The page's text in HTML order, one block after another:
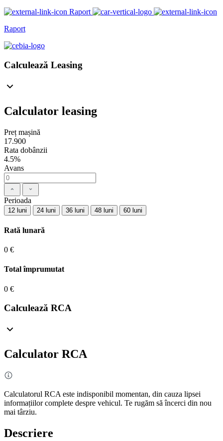
Raport
Raport
Calculează Leasing
Calculator leasing
Preț mașină
17.900
Rata dobânzii
4.5%
Avans
Perioada
12 luni 24 luni 36 luni 48 luni 60 luni
Rată lunară
0 €
Total împrumutat
0 €
Calculează RCA
Calculator RCA
Calculatorul RCA este indisponibil momentan, din cauza lipsei
informațiilor complete despre vehicul. Te rugăm să încerci din nou
mai târziu.
Descriere